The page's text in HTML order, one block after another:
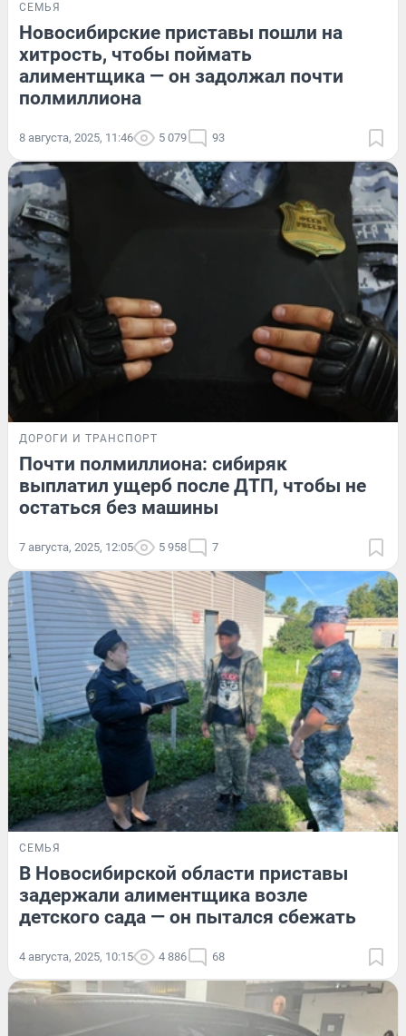
СЕМЬЯ
Новосибирские приставы пошли на
хитрость, чтобы поймать
алиментщика — он задолжал почти
полмиллиона
8 августа, 2025, 11:46 5 079 93
ДОРОГИ И ТРАНСПОРТ
Почти полмиллиона: сибиряк
выплатил ущерб после ДТП, чтобы не
остаться без машины
7 августа, 2025, 12:05 5 958 7
СЕМЬЯ
В Новосибирской области приставы
задержали алиментщика возле
детского сада — он пытался сбежать
4 августа, 2025, 10:15 4 886 68